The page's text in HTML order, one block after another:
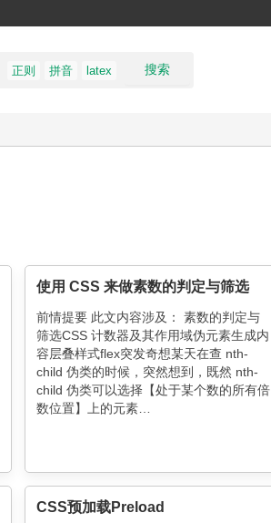
搜索
正则 拼音 latex
使用 CSS 来做素数的判定与筛选
前情提要 此文内容涉及： 素数的判定与
筛选CSS 计数器及其作用域伪元素生成内
容层叠样式flex突发奇想某天在查 nth-
child 伪类的时候，突然想到，既然 nth-
child 伪类可以选择【处于某个数的所有倍
数位置】上的元素…
CSS预加载Preload